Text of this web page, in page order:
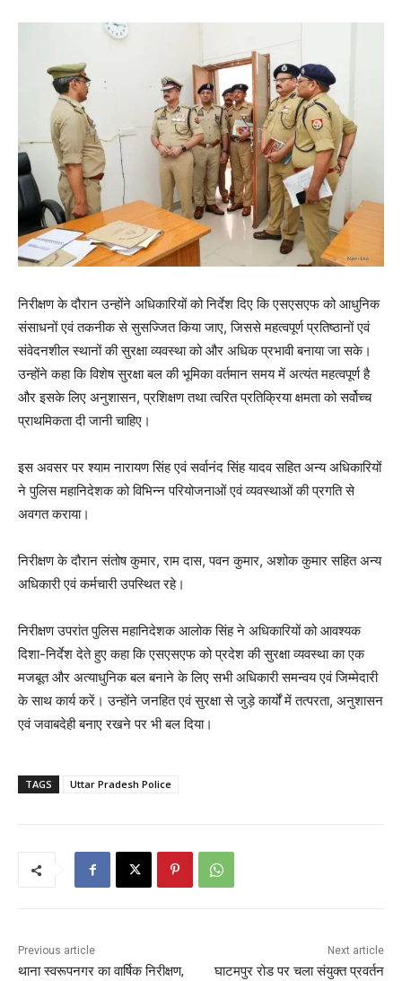
निरीक्षण के दौरान उन्होंने अधिकारियों को निर्देश दिए कि एसएसएफ को आधुनिक
संसाधनों एवं तकनीक से सुसज्जित किया जाए, जिससे महत्वपूर्ण प्रतिष्ठानों एवं
संवेदनशील स्थानों की सुरक्षा व्यवस्था को और अधिक प्रभावी बनाया जा सके।
उन्होंने कहा कि विशेष सुरक्षा बल की भूमिका वर्तमान समय में अत्यंत महत्वपूर्ण है
और इसके लिए अनुशासन, प्रशिक्षण तथा त्वरित प्रतिक्रिया क्षमता को सर्वोच्च
प्राथमिकता दी जानी चाहिए।
इस अवसर पर श्याम नारायण सिंह एवं सर्वानंद सिंह यादव सहित अन्य अधिकारियों
ने पुलिस महानिदेशक को विभिन्न परियोजनाओं एवं व्यवस्थाओं की प्रगति से
अवगत कराया।
निरीक्षण के दौरान संतोष कुमार, राम दास, पवन कुमार, अशोक कुमार सहित अन्य
अधिकारी एवं कर्मचारी उपस्थित रहे।
निरीक्षण उपरांत पुलिस महानिदेशक आलोक सिंह ने अधिकारियों को आवश्यक
दिशा-निर्देश देते हुए कहा कि एसएसएफ को प्रदेश की सुरक्षा व्यवस्था का एक
मजबूत और अत्याधुनिक बल बनाने के लिए सभी अधिकारी समन्वय एवं जिम्मेदारी
के साथ कार्य करें। उन्होंने जनहित एवं सुरक्षा से जुड़े कार्यों में तत्परता, अनुशासन
एवं जवाबदेही बनाए रखने पर भी बल दिया।
TAGS Uttar Pradesh Police
Previous article
थाना स्वरूपनगर का वार्षिक निरीक्षण,
Next article
घाटमपुर रोड पर चला संयुक्त प्रवर्तन